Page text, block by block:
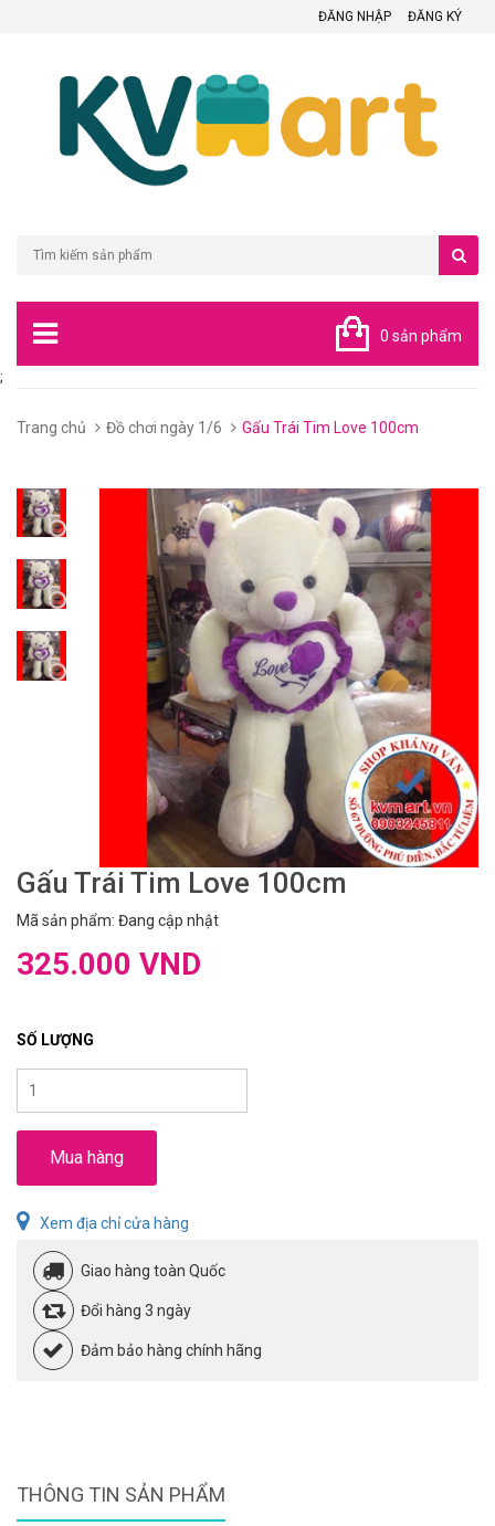
ĐĂNG NHẬP ĐĂNG KÝ
0 sản phẩm
;
Trang chủ Đồ chơi ngày 1/6 Gấu Trái Tim Love 100cm
Gấu Trái Tim Love 100cm
Mã sản phẩm: Đang cập nhật
325.000 VND
SỐ LƯỢNG
Mua hàng
Xem địa chỉ cửa hàng
Giao hàng toàn Quốc
Đổi hàng 3 ngày
Đảm bảo hàng chính hãng
THÔNG TIN SẢN PHẨM